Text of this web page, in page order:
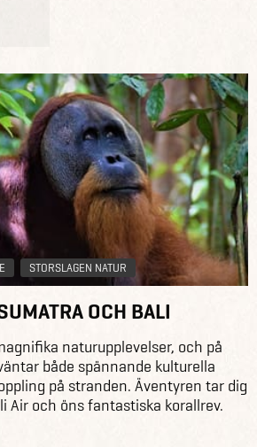
STORSLAGEN NATUR
OCH BALI
naturupplevelser, och på
både spännande kulturella
på stranden. Äventyren tar dig
Air och öns fantastiska korallrev.